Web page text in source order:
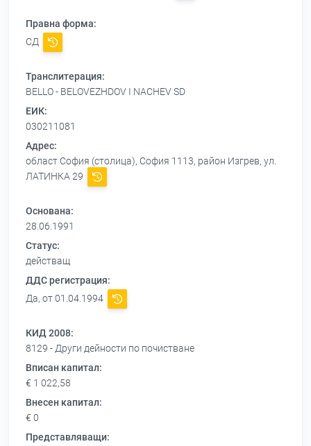
Правна форма:
СД
Транслитерация:
BELLO - BELOVEZHDOV I NACHEV SD
ЕИК:
030211081
Адрес:
област София (столица), София 1113, район Изгрев, ул.
ЛАТИНКА 29
Основана:
28.06.1991
Статус:
действащ
ДДС регистрация:
Да, от 01.04.1994
КИД 2008:
8129 - Други дейности по почистване
Вписан капитал:
€ 1 022,58
Внесен капитал:
€ 0
Представляващи: